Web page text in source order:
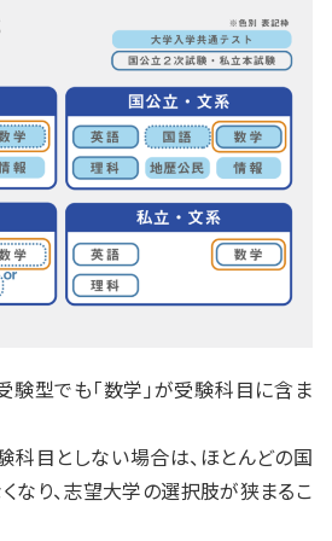
験型でも「数学」が受験科目に含ま
科目としない場合は、ほとんどの国
なり、志望大学の選択肢が狭まるこ